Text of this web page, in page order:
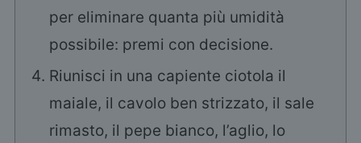
per eliminare quanta più umidità
possibile: premi con decisione.
Riunisci in una capiente ciotola il
maiale, il cavolo ben strizzato, il sale
rimasto, il pepe bianco, l’aglio, lo